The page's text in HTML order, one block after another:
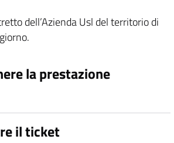
dell’Azienda Usl del territorio di
la prestazione
il ticket